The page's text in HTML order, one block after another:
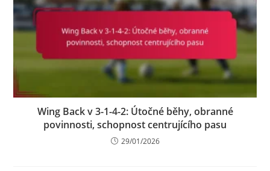
Wing Back v 3-1-4-2: Útočné běhy, obranné
povinnosti, schopnost centrujícího pasu
29/01/2026